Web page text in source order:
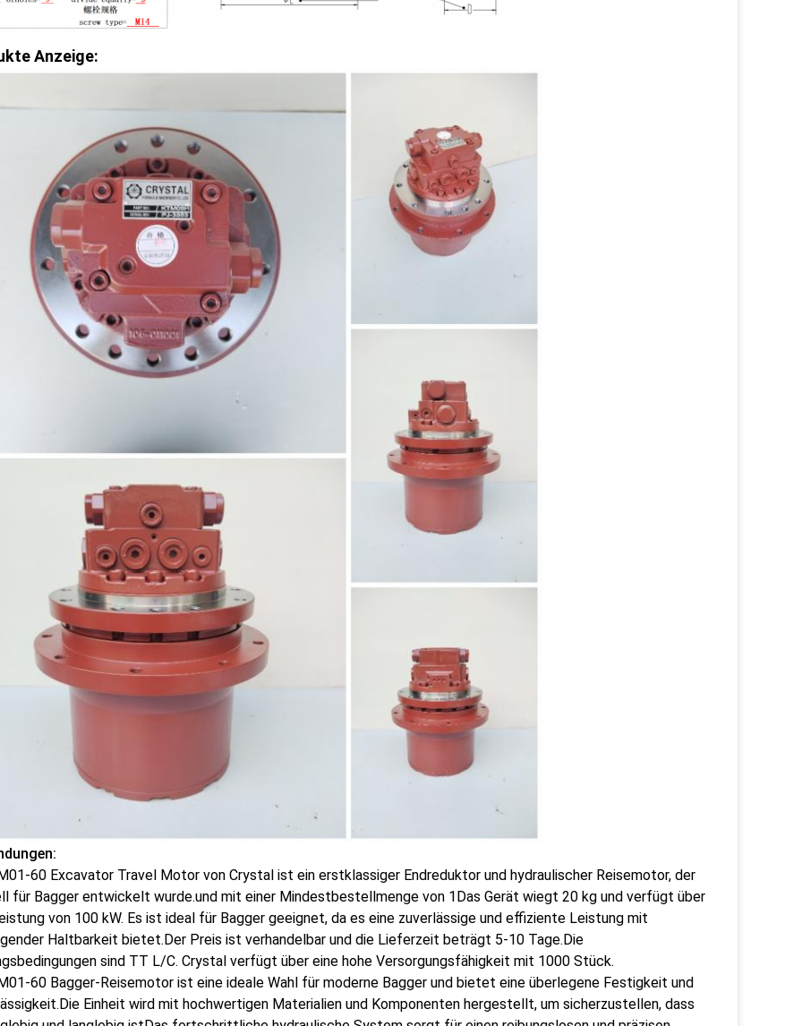
Anzeige:
60 Excavator Travel Motor von Crystal ist ein erstklassiger Endreduktor und hydraulischer Reisemotor, der
für Bagger entwickelt wurde.und mit einer Mindestbestellmenge von 1Das Gerät wiegt 20 kg und verfügt über
von 100 kW. Es ist ideal für Bagger geeignet, da es eine zuverlässige und effiziente Leistung mit
Haltbarkeit bietet.Der Preis ist verhandelbar und die Lieferzeit beträgt 5-10 Tage.Die
sind TT L/C. Crystal verfügt über eine hohe Versorgungsfähigkeit mit 1000 Stück.
60 Bagger-Reisemotor ist eine ideale Wahl für moderne Bagger und bietet eine überlegene Festigkeit und
Einheit wird mit hochwertigen Materialien und Komponenten hergestellt, um sicherzustellen, dass